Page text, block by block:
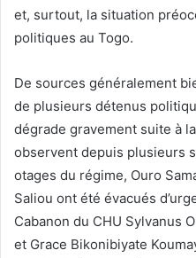
et, surtout, la situation
politiques au Togo.
De sources généralement
de plusieurs détenus
dégrade gravement suite à
observent depuis plusieurs
otages du régime, Ouro
Saliou ont été évacués
Cabanon du CHU Sylvanus
et Grace Bikonibiyate